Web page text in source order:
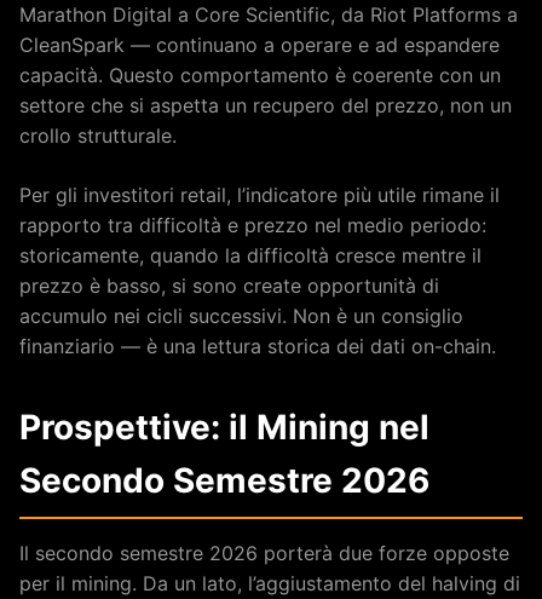
Marathon Digital a Core Scientific, da Riot Platforms a
CleanSpark — continuano a operare e ad espandere
capacità. Questo comportamento è coerente con un
settore che si aspetta un recupero del prezzo, non un
crollo strutturale.
Per gli investitori retail, l’indicatore più utile rimane il
rapporto tra difficoltà e prezzo nel medio periodo:
storicamente, quando la difficoltà cresce mentre il
prezzo è basso, si sono create opportunità di
accumulo nei cicli successivi. Non è un consiglio
finanziario — è una lettura storica dei dati on-chain.
Prospettive: il Mining nel
Secondo Semestre 2026
Il secondo semestre 2026 porterà due forze opposte
per il mining. Da un lato, l’aggiustamento del halving di